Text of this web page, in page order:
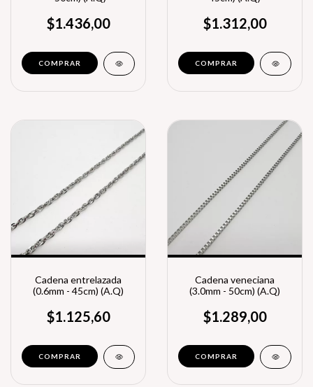
$1.436,00 $1.312,00
Cadena entrelazada
(0.6mm - 45cm) (A.Q)
$1.125,60
Cadena veneciana
(3.0mm - 50cm) (A.Q)
$1.289,00